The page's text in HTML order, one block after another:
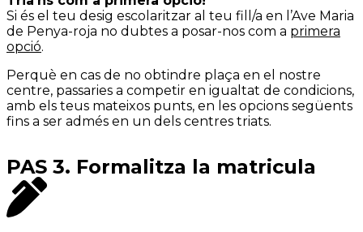
Si és el teu desig escolaritzar al teu fill/a en l’Ave Maria
de Penya-roja no dubtes a posar-nos com a primera
opció.
Perquè en cas de no obtindre plaça en el nostre
centre, passaries a competir en igualtat de condicions,
amb els teus mateixos punts, en les opcions següents
fins a ser admés en un dels centres triats.
PAS 3. Formalitza la matricula